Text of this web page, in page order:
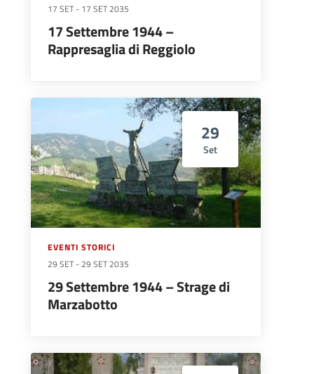
17 SET - 17 SET 2035
17 Settembre 1944 –
Rappresaglia di Reggiolo
29
Set
EVENTI STORICI
29 SET -29 SET 2035
29 Settembre 1944 – Strage di
Marzabotto